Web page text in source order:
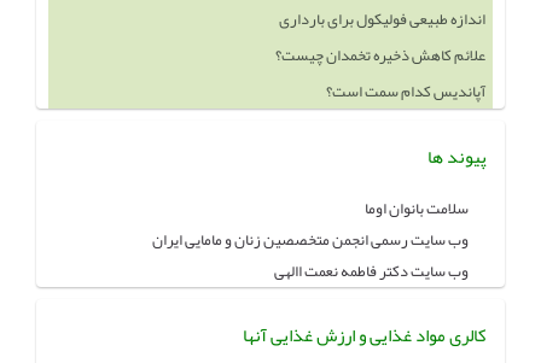
اندازه طبیعی فولیکول برای بارداری
علائم کاهش ذخیره تخمدان چیست؟
آپاندیس کدام سمت است؟
پیوند ها
سلامت بانوان اوما
وب سایت رسمی انجمن متخصصین زنان و مامایی ایران
وب سایت دکتر فاطمه نعمت االهی
کالری مواد غذایی و ارزش غذایی آنها